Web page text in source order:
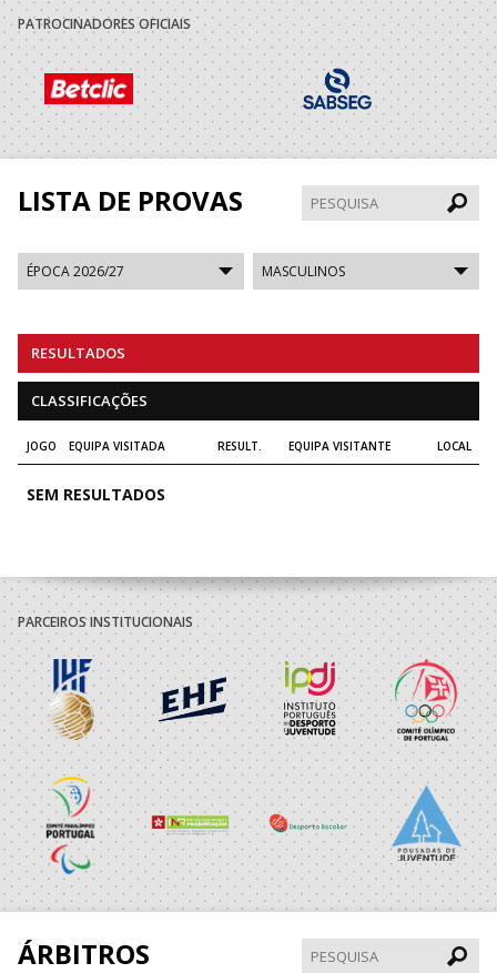
PATROCINADORES OFICIAIS
LISTA DE PROVAS
RESULTADOS
CLASSIFICAÇÕES
JOGO EQUIPA VISITADA RESULT. EQUIPA VISITANTE LOCAL
SEM RESULTADOS
PARCEIROS INSTITUCIONAIS
ÁRBITROS